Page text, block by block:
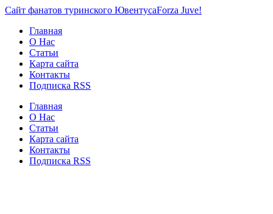
Сайт фанатов туринского ЮвентусаForza Juve!
Главная
О Нас
Статьи
Карта сайта
Контакты
Подписка RSS
Главная
О Нас
Статьи
Карта сайта
Контакты
Подписка RSS